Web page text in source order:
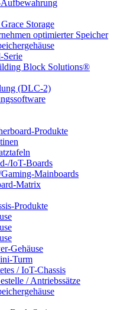
Storage
optimierter Speicher
Serie
Block Solutions®
(DLC-2)
Produkte
IoT-Boards
Mainboards
Matrix
Produkte
Gehäuse
Turm
/ IoT-Chassis
/ Antriebssätze